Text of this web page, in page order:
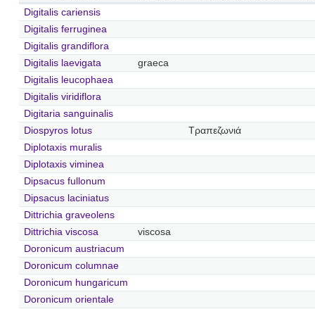
Digitalis cariensis
Digitalis ferruginea
Digitalis grandiflora
Digitalis laevigata
graeca
Digitalis leucophaea
Digitalis viridiflora
Digitaria sanguinalis
Diospyros lotus
Τραπεζωνιά
Diplotaxis muralis
Diplotaxis viminea
Dipsacus fullonum
Dipsacus laciniatus
Dittrichia graveolens
Dittrichia viscosa
viscosa
Doronicum austriacum
Doronicum columnae
Doronicum hungaricum
Doronicum orientale